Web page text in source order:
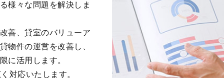
様々な問題を解決しま
善、貸室のバリューア
物件の運営を改善し、
に活⽤します。
対応いたします。